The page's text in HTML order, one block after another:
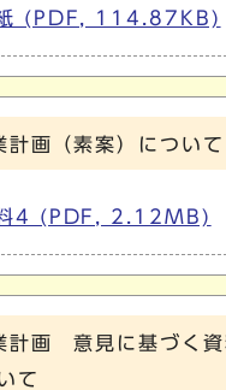
(PDF, 114.87KB)
画（素案）について
4 (PDF, 2.12MB)
計画 意見に基づく資
て